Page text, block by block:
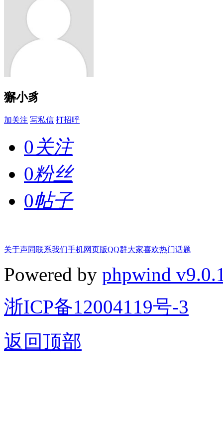
獬小豸
加关注 写私信 打招呼
0关注
0粉丝
0帖子
关于声同联系我们手机网页版QQ群大家喜欢热门话题
Powered by phpwind
浙ICP备12004119号-3
返回顶部